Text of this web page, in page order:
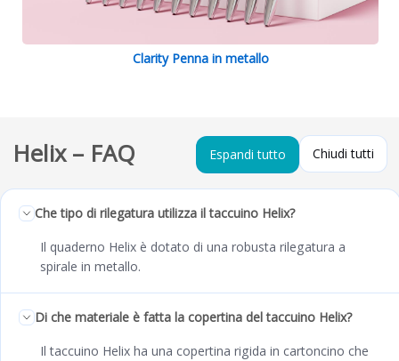
Clarity Penna in metallo
Helix – FAQ Espandi tutto Chiudi tutti
Che tipo di rilegatura utilizza il taccuino Helix?
Il quaderno Helix è dotato di una robusta rilegatura a
spirale in metallo.
Di che materiale è fatta la copertina del taccuino Helix?
Il taccuino Helix ha una copertina rigida in cartoncino che